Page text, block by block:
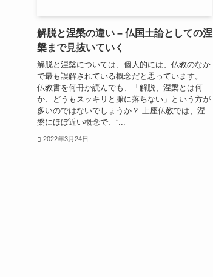
解脱と涅槃の違い – 仏国土論としての涅
槃まで見抜いていく
解脱と涅槃については、個人的には、仏教のなか
で最も誤解されている概念だと思っています。
仏教書を何冊か読んでも、「解脱、涅槃とは何
か、どうもスッキリと腑に落ちない」という方が
多いのではないでしょうか？ 上座仏教では、涅
槃にほぼ近い概念で、”...
2022年3月24日